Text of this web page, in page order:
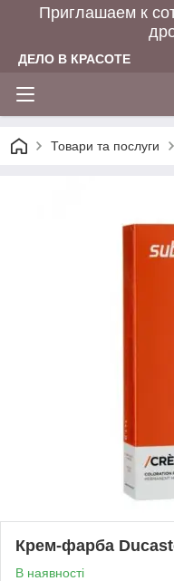
Приглашаем к
ДЕЛО В КРАСОТЕ
Товари та послуги
Крем-фарба
В наявності